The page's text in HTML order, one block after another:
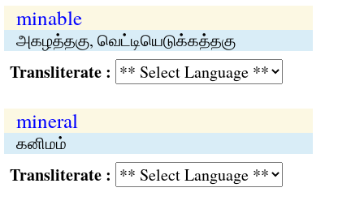
minable
அகழத்தகு, வெட்டியெடுக்கத்தகு
:
mineral
கனிமம்
: